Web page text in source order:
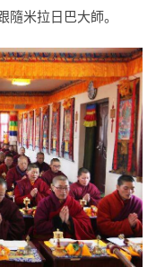
米拉日巴大師。